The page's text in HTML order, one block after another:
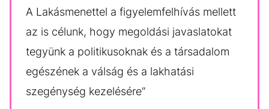
A Lakásmenettel a figyelemfelhívás mellett
az is célunk, hogy megoldási javaslatokat
tegyünk a politikusoknak és a társadalom
egészének a válság és a lakhatási
szegénység kezelésére”